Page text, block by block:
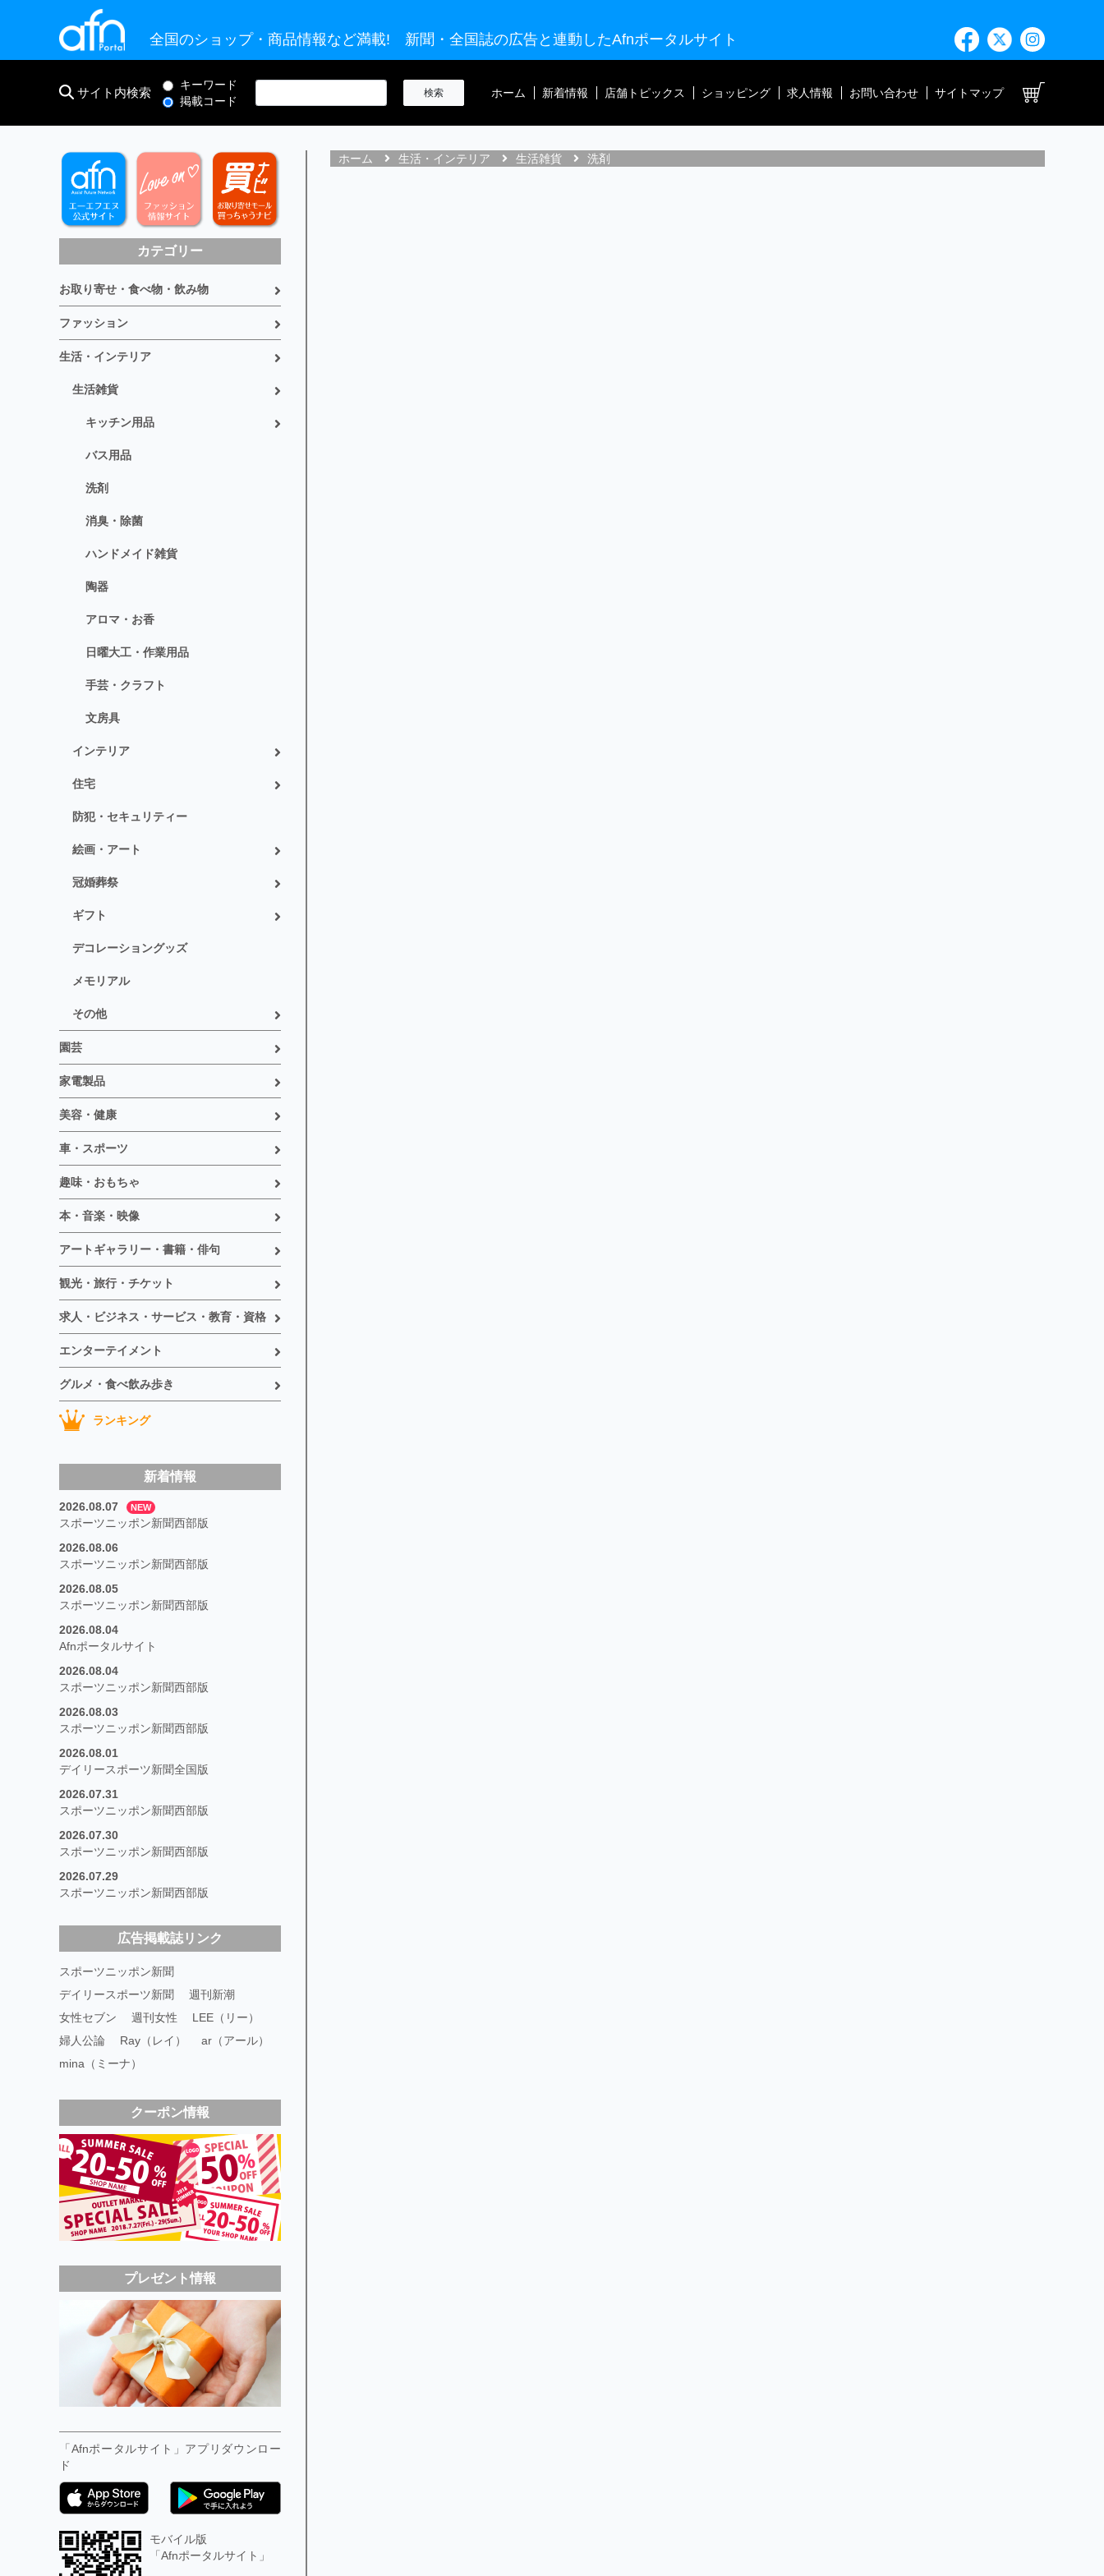
全国のショップ・商品情報など満載! 新聞・全国誌の広告と連動したAfnポータルサイト
サイト内検索
キーワード
掲載コード
ホーム 新着情報 店舗トピックス ショッピング 求人情報 お問い合わせ サイトマップ
カテゴリー
お取り寄せ・食べ物・飲み物
ファッション
生活・インテリア
生活雑貨
キッチン用品
バス用品
洗剤
消臭・除菌
ハンドメイド雑貨
陶器
アロマ・お香
日曜大工・作業用品
手芸・クラフト
文房具
インテリア
住宅
防犯・セキュリティー
絵画・アート
冠婚葬祭
ギフト
デコレーショングッズ
メモリアル
その他
園芸
家電製品
美容・健康
車・スポーツ
趣味・おもちゃ
本・音楽・映像
アートギャラリー・書籍・俳句
観光・旅行・チケット
求人・ビジネス・サービス・教育・資格
エンターテイメント
グルメ・食べ飲み歩き
ランキング
新着情報
2026.08.07 NEW
スポーツニッポン新聞西部版
2026.08.06
スポーツニッポン新聞西部版
2026.08.05
スポーツニッポン新聞西部版
2026.08.04
Afnポータルサイト
2026.08.04
スポーツニッポン新聞西部版
2026.08.03
スポーツニッポン新聞西部版
2026.08.01
デイリースポーツ新聞全国版
2026.07.31
スポーツニッポン新聞西部版
2026.07.30
スポーツニッポン新聞西部版
2026.07.29
スポーツニッポン新聞西部版
広告掲載誌リンク
スポーツニッポン新聞
デイリースポーツ新聞
週刊新潮
女性セブン
週刊女性
LEE（リー）
婦人公論
Ray（レイ）
ar（アール）
mina（ミーナ）
クーポン情報
プレゼント情報
「Afnポータルサイト」アプリダウンロー
ド
モバイル版
「Afnポータルサイト」
ホーム 生活・インテリア 生活雑貨 洗剤